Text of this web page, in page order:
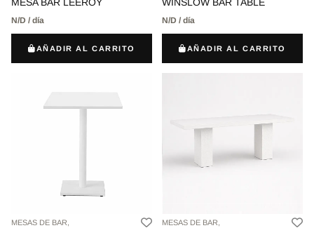
MESA BAR LEEROY
N/D / día
AÑADIR AL CARRITO
WINSLOW BAR TABLE
N/D / día
AÑADIR AL CARRITO
MESAS DE BAR, MESAS DE BAR,